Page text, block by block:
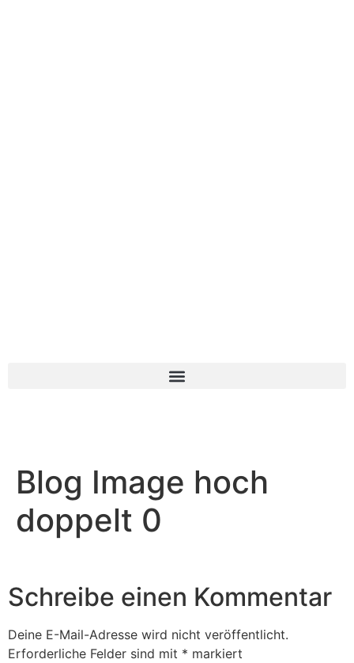
Blog Image hoch
doppelt 0
Schreibe einen Kommentar
Deine E-Mail-Adresse wird nicht veröffentlicht.
Erforderliche Felder sind mit * markiert